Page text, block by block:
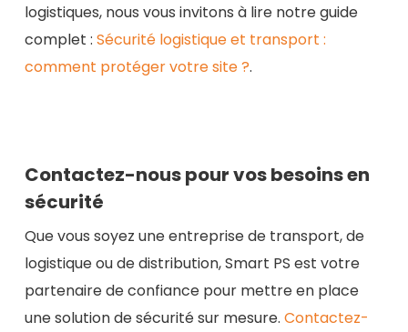
logistiques, nous vous invitons à lire notre guide
complet : Sécurité logistique et transport :
comment protéger votre site ?.
Contactez-nous pour vos besoins en
sécurité
Que vous soyez une entreprise de transport, de
logistique ou de distribution, Smart PS est votre
partenaire de confiance pour mettre en place
une solution de sécurité sur mesure. Contactez-